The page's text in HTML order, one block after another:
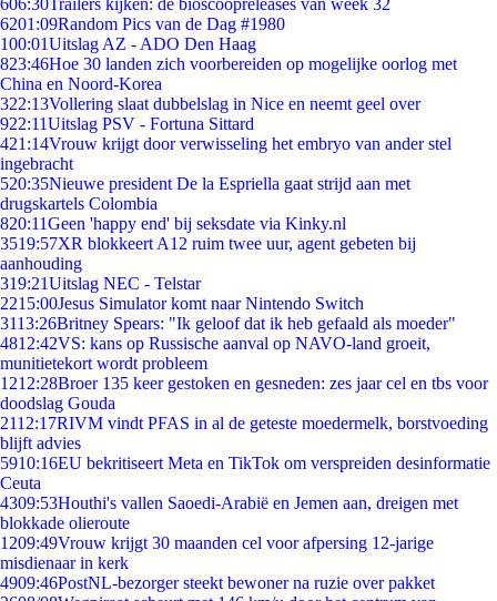
606:30Trailers kijken: de bioscoopreleases van week 32
6201:09Random Pics van de Dag #1980
100:01Uitslag AZ - ADO Den Haag
823:46Hoe 30 landen zich voorbereiden op mogelijke oorlog met
China en Noord-Korea
322:13Vollering slaat dubbelslag in Nice en neemt geel over
922:11Uitslag PSV - Fortuna Sittard
421:14Vrouw krijgt door verwisseling het embryo van ander stel
ingebracht
520:35Nieuwe president De la Espriella gaat strijd aan met
drugskartels Colombia
820:11Geen 'happy end' bij seksdate via Kinky.nl
3519:57XR blokkeert A12 ruim twee uur, agent gebeten bij
aanhouding
319:21Uitslag NEC - Telstar
2215:00Jesus Simulator komt naar Nintendo Switch
3113:26Britney Spears: "Ik geloof dat ik heb gefaald als moeder"
4812:42VS: kans op Russische aanval op NAVO-land groeit,
munitietekort wordt probleem
1212:28Broer 135 keer gestoken en gesneden: zes jaar cel en tbs voor
doodslag Gouda
2112:17RIVM vindt PFAS in al de geteste moedermelk, borstvoeding
blijft advies
5910:16EU bekritiseert Meta en TikTok om verspreiden desinformatie
Ceuta
4309:53Houthi's vallen Saoedi-Arabië en Jemen aan, dreigen met
blokkade olieroute
1209:49Vrouw krijgt 30 maanden cel voor afpersing 12-jarige
misdienaar in kerk
4909:46PostNL-bezorger steekt bewoner na ruzie over pakket